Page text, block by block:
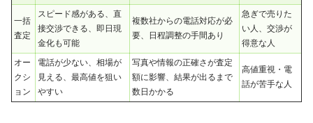
一括
査定
スピード感がある、直
接交渉できる、即日現
金化も可能
複数社からの電話対応が必
要、日程調整の手間あり
急ぎで売りた
い人、交渉が
得意な人
オー
クシ
ョン
電話が少ない、相場が
見える、最高値を狙い
やすい
写真や情報の正確さが査定
額に影響、結果が出るまで
数日かかる
高値重視・電
話が苦手な人